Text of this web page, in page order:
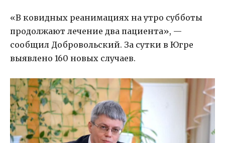
«В ковидных реанимациях на утро субботы
продолжают лечение два пациента», —
сообщил Добровольский. За сутки в Югре
выявлено 160 новых случаев.